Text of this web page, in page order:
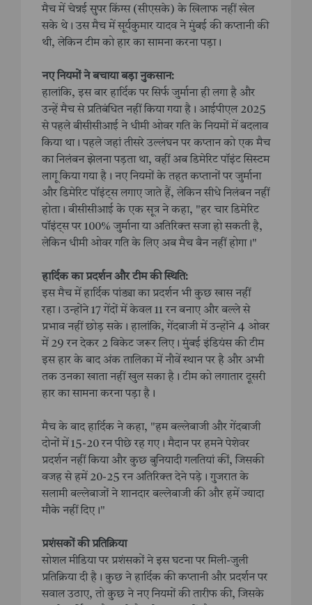
मैच में चेन्नई सुपर किंग्स (सीएसके) के खिलाफ नहीं खेल
सके थे। उस मैच में सूर्यकुमार यादव ने मुंबई की कप्तानी की
थी, लेकिन टीम को हार का सामना करना पड़ा।
नए नियमों ने बचाया बड़ा नुकसान:
हालांकि, इस बार हार्दिक पर सिर्फ जुर्माना ही लगा है और
उन्हें मैच से प्रतिबंधित नहीं किया गया है। आईपीएल 2025
से पहले बीसीसीआई ने धीमी ओवर गति के नियमों में बदलाव
किया था। पहले जहां तीसरे उल्लंघन पर कप्तान को एक मैच
का निलंबन झेलना पड़ता था, वहीं अब डिमेरिट पॉइंट सिस्टम
लागू किया गया है। नए नियमों के तहत कप्तानों पर जुर्माना
और डिमेरिट पॉइंट्स लगाए जाते हैं, लेकिन सीधे निलंबन नहीं
होता। बीसीसीआई के एक सूत्र ने कहा, "हर चार डिमेरिट
पॉइंट्स पर 100% जुर्माना या अतिरिक्त सजा हो सकती है,
लेकिन धीमी ओवर गति के लिए अब मैच बैन नहीं होगा।"
हार्दिक का प्रदर्शन और टीम की स्थिति:
इस मैच में हार्दिक पांड्या का प्रदर्शन भी कुछ खास नहीं
रहा। उन्होंने 17 गेंदों में केवल 11 रन बनाए और बल्ले से
प्रभाव नहीं छोड़ सके। हालांकि, गेंदबाजी में उन्होंने 4 ओवर
में 29 रन देकर 2 विकेट जरूर लिए। मुंबई इंडियंस की टीम
इस हार के बाद अंक तालिका में नौवें स्थान पर है और अभी
तक उनका खाता नहीं खुल सका है। टीम को लगातार दूसरी
हार का सामना करना पड़ा है।
मैच के बाद हार्दिक ने कहा, "हम बल्लेबाजी और गेंदबाजी
दोनों में 15-20 रन पीछे रह गए। मैदान पर हमने पेशेवर
प्रदर्शन नहीं किया और कुछ बुनियादी गलतियां कीं, जिसकी
वजह से हमें 20-25 रन अतिरिक्त देने पड़े। गुजरात के
सलामी बल्लेबाजों ने शानदार बल्लेबाजी की और हमें ज्यादा
मौके नहीं दिए।"
प्रशंसकों की प्रतिक्रिया
सोशल मीडिया पर प्रशंसकों ने इस घटना पर मिली-जुली
प्रतिक्रिया दी है। कुछ ने हार्दिक की कप्तानी और प्रदर्शन पर
सवाल उठाए, तो कुछ ने नए नियमों की तारीफ की, जिसके